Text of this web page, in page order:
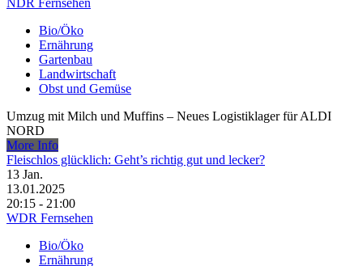
Bio/Öko
Ernährung
Gartenbau
Landwirtschaft
Obst und Gemüse
Umzug mit Milch und Muffins – Neues Logistiklager für ALDI
NORD
More Info
Fleischlos glücklich: Geht’s richtig gut und lecker?
13 Jan.
13.01.2025
20:15 - 21:00
WDR Fernsehen
Bio/Öko
Ernährung